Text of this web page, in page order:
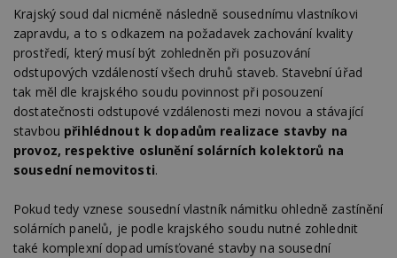
Krajský soud dal nicméně následně sousednímu vlastníkovi
zapravdu, a to s odkazem na požadavek zachování kvality
prostředí, který musí být zohledněn při posuzování
odstupových vzdáleností všech druhů staveb. Stavební úřad
tak měl dle krajského soudu povinnost při posouzení
dostatečnosti odstupové vzdálenosti mezi novou a stávající
stavbou přihlédnout k dopadům realizace stavby na
provoz, respektive oslunění solárních kolektorů na
sousední nemovitosti.
Pokud tedy vznese sousední vlastník námitku ohledně zastínění
solárních panelů, je podle krajského soudu nutné zohlednit
také komplexní dopad umísťované stavby na sousední